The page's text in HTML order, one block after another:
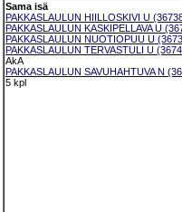
Sama isä
PAKKASLAULUN HIILLOSKIVI U
PAKKASLAULUN KASKIPELLAVA U
PAKKASLAULUN NUOTIOPUU U
PAKKASLAULUN TERVASTULI U
AkA
PAKKASLAULUN SAVUHAHTUVA N
5 kpl